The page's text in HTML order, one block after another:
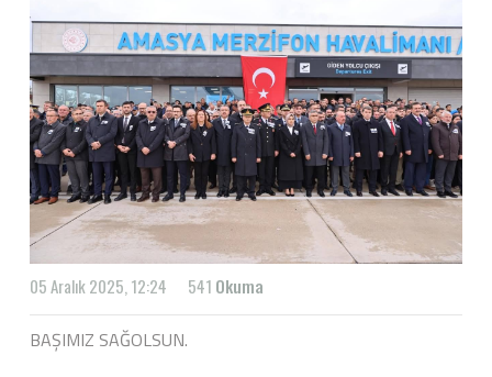
05 Aralık 2025, 12:24 541 Okuma
BAŞIMIZ SAĞOLSUN.